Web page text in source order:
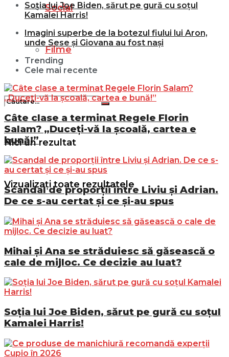
Social
Filme
Nici un rezultat
Vizualizați toate rezultatele
Soția lui Joe Biden, sărut pe gură cu soțul
Kamalei Harris!
Imagini superbe de la botezul fiului lui Aron,
unde Sese și Giovana au fost nași
Trending
Cele mai recente
Câte clase a terminat Regele Florin
Salam? „Duceți-vă la școală, cartea e
bună!”
Scandal de proporții între Liviu și Adrian.
De ce s-au certat și ce și-au spus
Mihai și Ana se străduiesc să găsească o
cale de mijloc. Ce decizie au luat?
Soția lui Joe Biden, sărut pe gură cu soțul
Kamalei Harris!